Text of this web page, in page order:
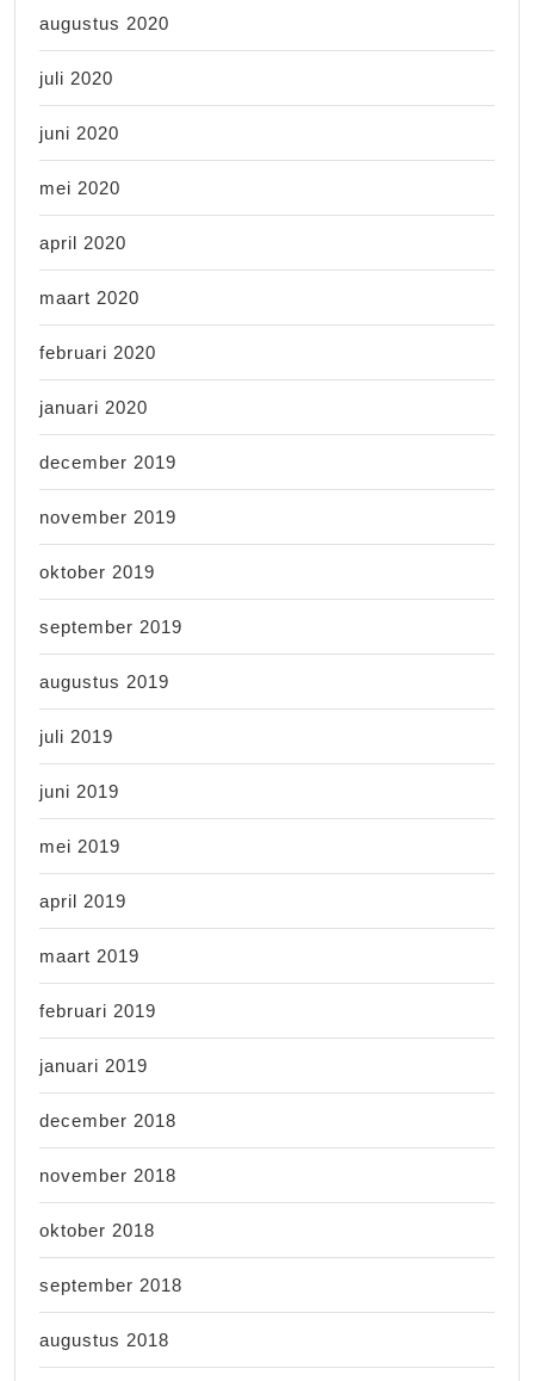
augustus 2020
juli 2020
juni 2020
mei 2020
april 2020
maart 2020
februari 2020
januari 2020
december 2019
november 2019
oktober 2019
september 2019
augustus 2019
juli 2019
juni 2019
mei 2019
april 2019
maart 2019
februari 2019
januari 2019
december 2018
november 2018
oktober 2018
september 2018
augustus 2018